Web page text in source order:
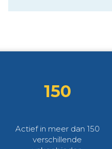
150
Actief in meer dan 150
verschillende